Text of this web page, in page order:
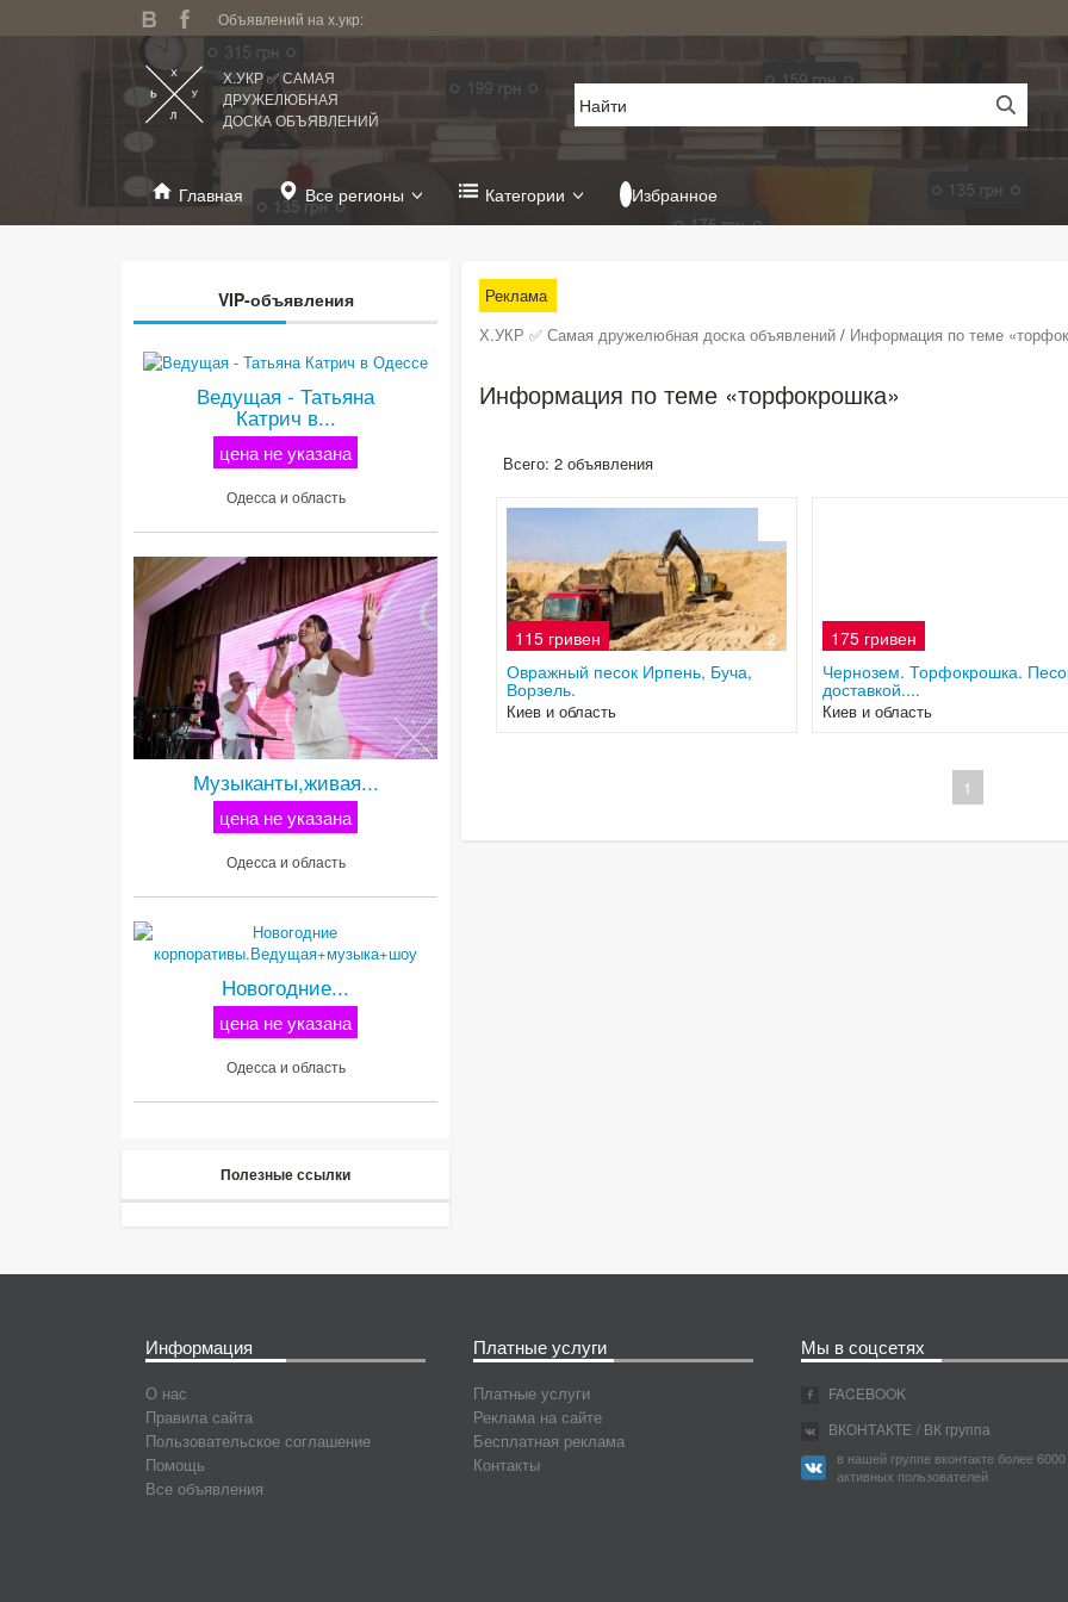
Объявлений на х.укр:
Х.УКР ✅ САМАЯ
ДРУЖЕЛЮБНАЯ
ДОСКА ОБЪЯВЛЕНИЙ
Главная Все регионы Категории Избранное
Реклама
Х.УКР ✅ Самая дружелюбная доска объявлений / Информация по теме
Информация по теме «торфокрошка»
Всего: 2 объявления
115 гривен 2
Овражный песок Ирпень, Буча,
Ворзель.
Киев и область
175 гривен
Чернозем. Торфокрошка.
доставкой....
Киев и область
1
VIP-объявления
Ведущая - Татьяна
Катрич в...
цена не указана
Одесса и область
Музыканты,живая...
цена не указана
Одесса и область
Новогодние...
цена не указана
Одесса и область
Полезные ссылки
Информация
О нас
Правила сайта
Пользовательское соглашение
Помощь
Все объявления
Платные услуги
Платные услуги
Реклама на сайте
Бесплатная реклама
Контакты
Мы в соцсетях
FACEBOOK
ВКОНТАКТЕ / ВК группа
в нашей группе вконтакте более 6000
активных пользователей